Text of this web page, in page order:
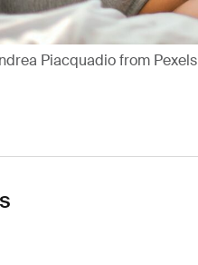
Piacquadio from Pexels